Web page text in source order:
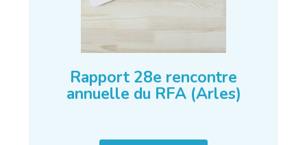
Rapport 28e rencontre
annuelle du RFA (Arles)